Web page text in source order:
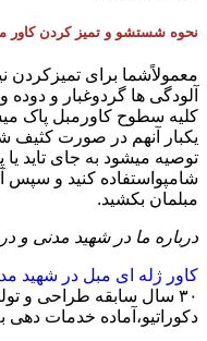
نحوه شستشو و تمیز کردن کاور
معمولاًشما برای تمیزکردن
آلودگی ها گردوغبار و دوده
کلیه سطوح کاورمبل پاک
یکبار آنهم در صورت کثیف
توصیه میشود به جای تاید
شامپواستفاده کنید و سپس
مبلمان بکشید.
درباره ما در شهید مدنی و
کاور ژله ای مبل در شهید
٣٠ سال سابقه طراحی و
دکوراتیو،آماده خدمات